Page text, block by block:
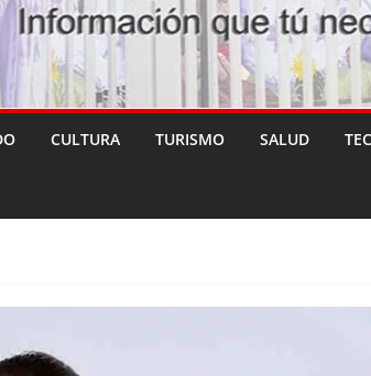
CULTURA TURISMO SALUD